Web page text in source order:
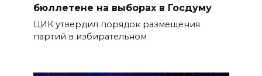
бюллетене на выборах в Госдуму
ЦИК утвердил порядок размещения
партий в избирательном